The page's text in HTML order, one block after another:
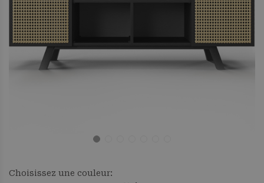
Choisissez une couleur: